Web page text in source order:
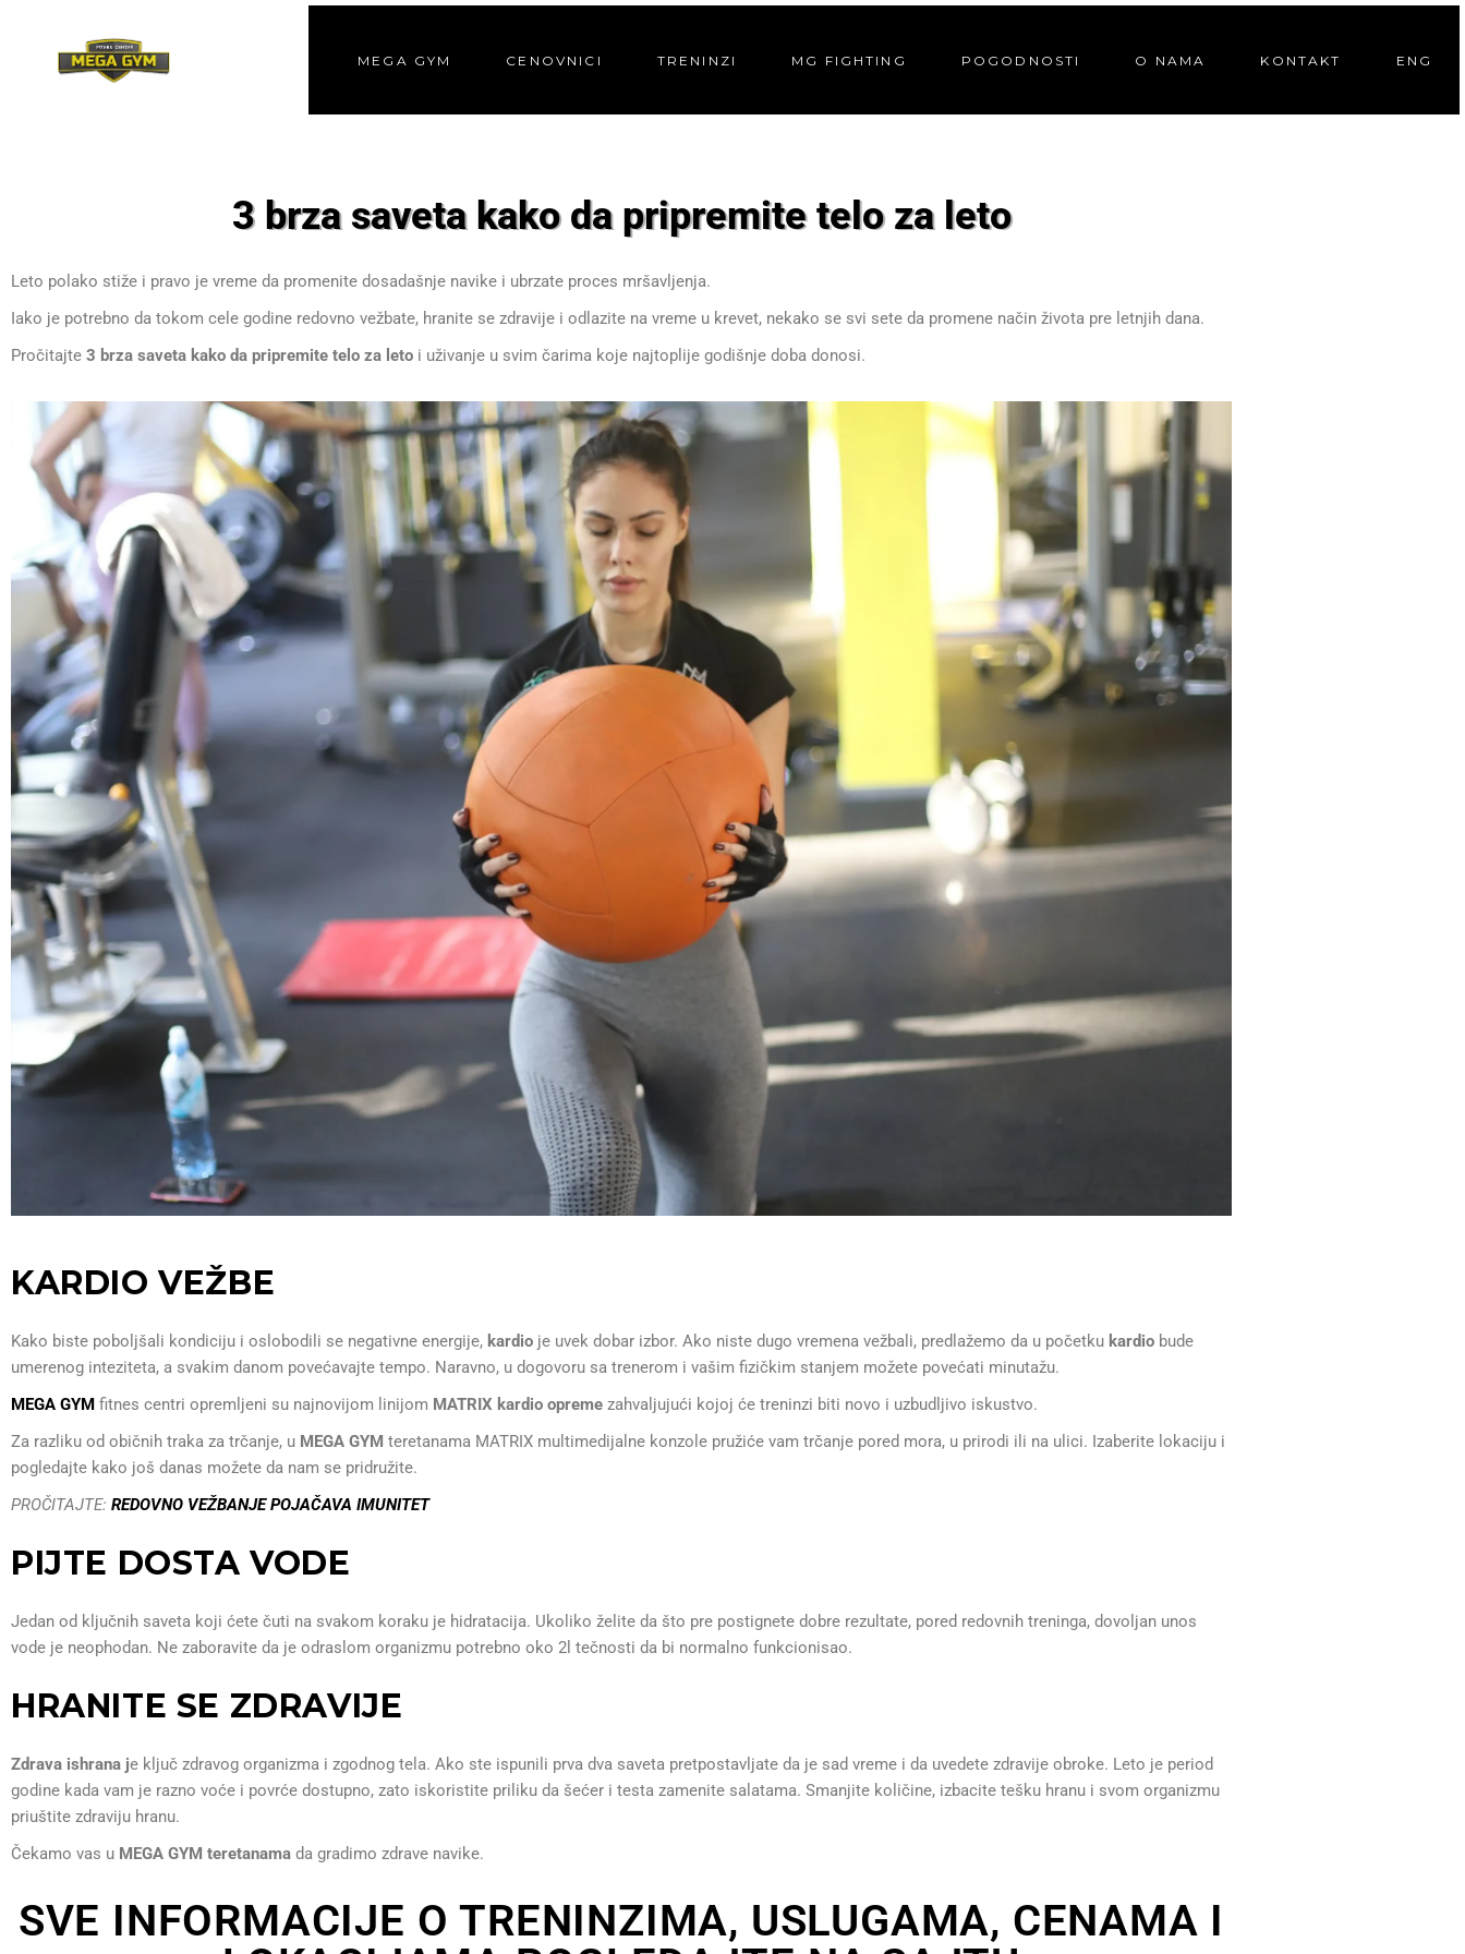
MEGA GYM CENOVNICI TRENINZI MG FIGHTING POGODNOSTI O NAMA KONTAKT ENG
3 brza saveta kako da pripremite telo za leto
Leto polako stiže i pravo je vreme da promenite dosadašnje navike i ubrzate proces mršavljenja.
Iako je potrebno da tokom cele godine redovno vežbate, hranite se zdravije i odlazite na vreme u krevet, nekako se svi sete da promene način života pre letnjih dana.
Pročitajte 3 brza saveta kako da pripremite telo za leto i uživanje u svim čarima koje najtoplije godišnje doba donosi.
KARDIO VEŽBE
Kako biste poboljšali kondiciju i oslobodili se negativne energije, kardio je uvek dobar izbor. Ako niste dugo vremena vežbali, predlažemo da u početku kardio bude
umerenog inteziteta, a svakim danom povećavajte tempo. Naravno, u dogovoru sa trenerom i vašim fizičkim stanjem možete povećati minutažu.
MEGA GYM fitnes centri opremljeni su najnovijom linijom MATRIX kardio opreme zahvaljujući kojoj će treninzi biti novo i uzbudljivo iskustvo.
Za razliku od običnih traka za trčanje, u MEGA GYM teretanama MATRIX multimedijalne konzole pružiće vam trčanje pored mora, u prirodi ili na ulici. Izaberite lokaciju i
pogledajte kako još danas možete da nam se pridružite.
PROČITAJTE: REDOVNO VEŽBANJE POJAČAVA IMUNITET
PIJTE DOSTA VODE
Jedan od ključnih saveta koji ćete čuti na svakom koraku je hidratacija. Ukoliko želite da što pre postignete dobre rezultate, pored redovnih treninga, dovoljan unos
vode je neophodan. Ne zaboravite da je odraslom organizmu potrebno oko 2l tečnosti da bi normalno funkcionisao.
HRANITE SE ZDRAVIJE
Zdrava ishrana je ključ zdravog organizma i zgodnog tela. Ako ste ispunili prva dva saveta pretpostavljate da je sad vreme i da uvedete zdravije obroke. Leto je period
godine kada vam je razno voće i povrće dostupno, zato iskoristite priliku da šećer i testa zamenite salatama. Smanjite količine, izbacite tešku hranu i svom organizmu
priuštite zdraviju hranu.
Čekamo vas u MEGA GYM teretanama da gradimo zdrave navike.
SVE INFORMACIJE O TRENINZIMA, USLUGAMA, CENAMA I